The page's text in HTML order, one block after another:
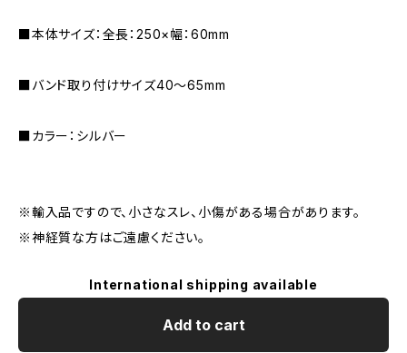
■本体サイズ：全長：250×幅：60mm
■バンド取り付けサイズ40〜65mm
■カラー：シルバー
※輸入品ですので、小さなスレ、小傷がある場合があります。
※神経質な方はご遠慮ください。
International shipping available
Add to cart